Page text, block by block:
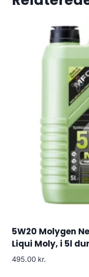
5W20 Molygen
Liqui Moly, i 5l
495.00 kr.